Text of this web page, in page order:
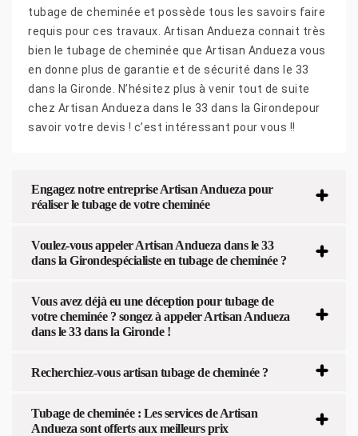
tubage de cheminée et possède tous les savoirs faire
requis pour ces travaux. Artisan Andueza connait très
bien le tubage de cheminée que Artisan Andueza vous
en donne plus de garantie et de sécurité dans le 33
dans la Gironde. N’hésitez plus à venir tout de suite
chez Artisan Andueza dans le 33 dans la Girondepour
savoir votre devis ! c’est intéressant pour vous !!
Engagez notre entreprise Artisan Andueza pour
réaliser le tubage de votre cheminée
Voulez-vous appeler Artisan Andueza dans le 33
dans la Girondespécialiste en tubage de cheminée ?
Vous avez déjà eu une déception pour tubage de
votre cheminée ? songez à appeler Artisan Andueza
dans le 33 dans la Gironde !
Recherchiez-vous artisan tubage de cheminée ?
Tubage de cheminée : Les services de Artisan
Andueza sont offerts aux meilleurs prix